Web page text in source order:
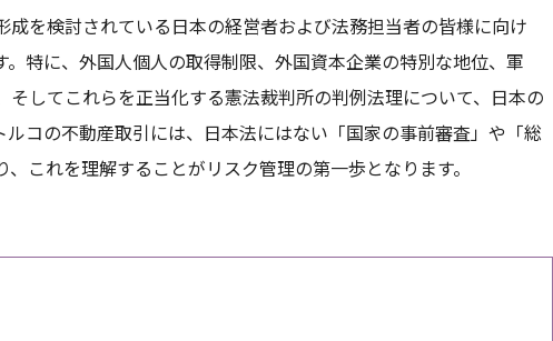
を検討されている日本の経営者および法務担当者の皆様に向け
特に、外国人個人の取得制限、外国資本企業の特別な地位、軍
してこれらを正当化する憲法裁判所の判例法理について、日本の
コの不動産取引には、日本法にはない「国家の事前審査」や「総
これを理解することがリスク管理の第一歩となります。